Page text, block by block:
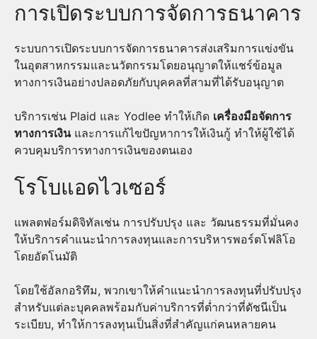
การเปิดระบบการจัดการธนาคาร
ระบบการเปิดระบบการจัดการธนาคารส่งเสริมการแข่งขัน
ในอุตสาหกรรมและนวัตกรรมโดยอนุญาตให้แชร์ข้อมูล
ทางการเงินอย่างปลอดภัยกับบุคคลที่สามที่ได้รับอนุญาต
บริการเช่น Plaid และ Yodlee ทำให้เกิด เครื่องมือจัดการ
ทางการเงินและการแก้ไขปัญหาการให้เงินกู้ ทำให้ผู้ใช้ได้
ควบคุมบริการทางการเงินของตนเอง
โรโบแอดไวเซอร์
แพลตฟอร์มดิจิทัลเช่น การปรับปรุง และ วัฒนธรรมที่มั่นคง
ให้บริการคำแนะนำการลงทุนและการบริหารพอร์ตโฟลิโอ
โดยอัตโนมัติ
โดยใช้อัลกอริทึม, พวกเขาให้คำแนะนำการลงทุนที่ปรับปรุง
สำหรับแต่ละบุคคลพร้อมกับค่าบริการที่ต่ำกว่าที่ดัชนีเป็น
ระเบียบ, ทำให้การลงทุนเป็นสิ่งที่สำคัญแก่คนหลายคน